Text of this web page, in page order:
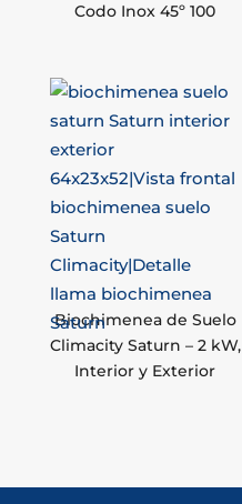
Codo Inox 45º 100
Biochimenea de Suelo
Climacity Saturn – 2 kW,
Interior y Exterior